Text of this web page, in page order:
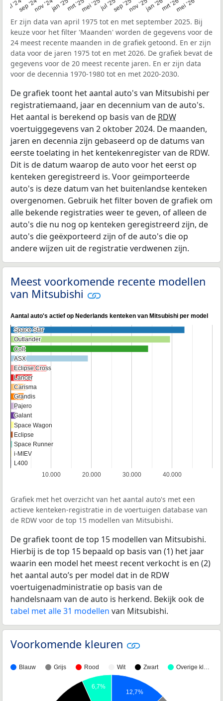
jul ’24sep ’24nov ’24jan ’25mrt ’25mei ’25jul ’25sep ’25nov ’25jan ’26mrt ’26mei ’26
Er zijn data van april 1975 tot en met september 2025. Bij
keuze voor het filter 'Maanden' worden de gegevens voor de
24 meest recente maanden in de grafiek getoond. En er zijn
data voor de jaren 1975 tot en met 2026. De grafiek bevat de
gegevens voor de 20 meest recente jaren. En er zijn data
voor de decennia 1970-1980 tot en met 2020-2030.
De grafiek toont het aantal auto's van Mitsubishi per
registratiemaand, jaar en decennium van de auto's.
Het aantal is berekend op basis van de RDW
voertuiggegevens van 2 oktober 2024. De maanden,
jaren en decennia zijn gebaseerd op de datums van
eerste toelating in het kentekenregister van de RDW.
Dit is de datum waarop de auto voor het eerst op
kenteken geregistreerd is. Voor geïmporteerde
auto's is deze datum van het buitenlandse kenteken
overgenomen. Gebruik het filter boven de grafiek om
alle bekende registraties weer te geven, of alleen de
auto's die nu nog op kenteken geregistreerd zijn, de
auto's die geëxporteerd zijn of de auto's die op
andere wijzen uit de registratie verdwenen zijn.
Meest voorkomende recente modellen
van Mitsubishi
Aantal auto's actief op Nederlands kenteken van Mitsubishi per model
10.000 20.000 30.000 40.000
Space Star
Space Star
Outlander
Outlander
Colt
Colt
ASX
ASX
Eclipse Cross
Eclipse Cross
Lancer
Lancer
Carisma
Carisma
Grandis
Grandis
Pajero
Pajero
Galant
Galant
Space Wagon
Space Wagon
Eclipse
Eclipse
Space Runner
Space Runner
i-MIEV
i-MIEV
L400
L400
Grafiek met het overzicht van het aantal auto's met een
actieve kenteken-registratie in de voertuigen database van
de RDW voor de top 15 modellen van Mitsubishi.
De grafiek toont de top 15 modellen van Mitsubishi.
Hierbij is de top 15 bepaald op basis van (1) het jaar
waarin een model het meest recent verkocht is en (2)
het aantal auto’s per model dat in de RDW
voertuigenadministratie op basis van de
handelsnaam van de auto is herkend. Bekijk ook de
tabel met alle 31 modellen van Mitsubishi.
Voorkomende kleuren
Blauw Grijs Rood Wit Zwart Overige kl…
12,7%
6,7%